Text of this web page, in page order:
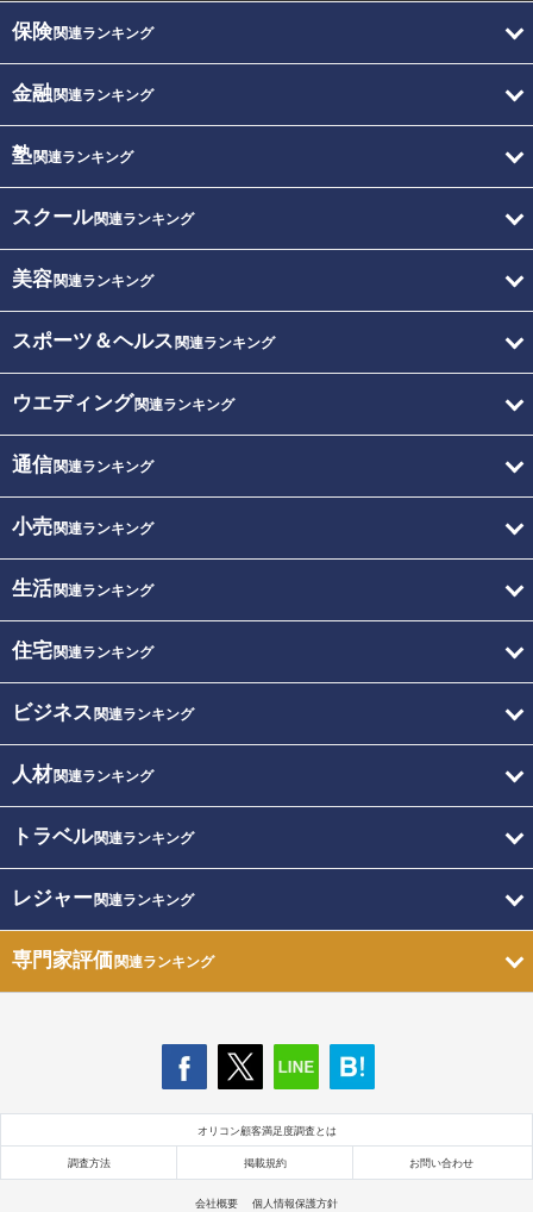
保険関連ランキング
金融関連ランキング
塾関連ランキング
スクール関連ランキング
美容関連ランキング
スポーツ＆ヘルス 関連ランキング
ウエディング関連ランキング
通信関連ランキング
小売関連ランキング
生活関連ランキング
住宅関連ランキング
ビジネス 関連ランキング
人材関連ランキング
トラベル関連ランキング
レジャー関連ランキング
専門家評価関連ランキング
オリコン顧客満足度調査とは
調査方法 掲載規約 お問い合わせ
会社概要 個人情報保護方針